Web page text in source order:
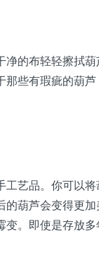
的布轻轻擦拭
些有瑕疵的葫
艺品。你可以
葫芦会变得更
。即使是存放